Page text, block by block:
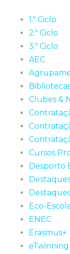
1.º Ciclo
2.º Ciclo
3.º Ciclo
AEC
Clubes &
Cursos
Desporto
Eco-
ENEC
Erasmus+
eTwinning